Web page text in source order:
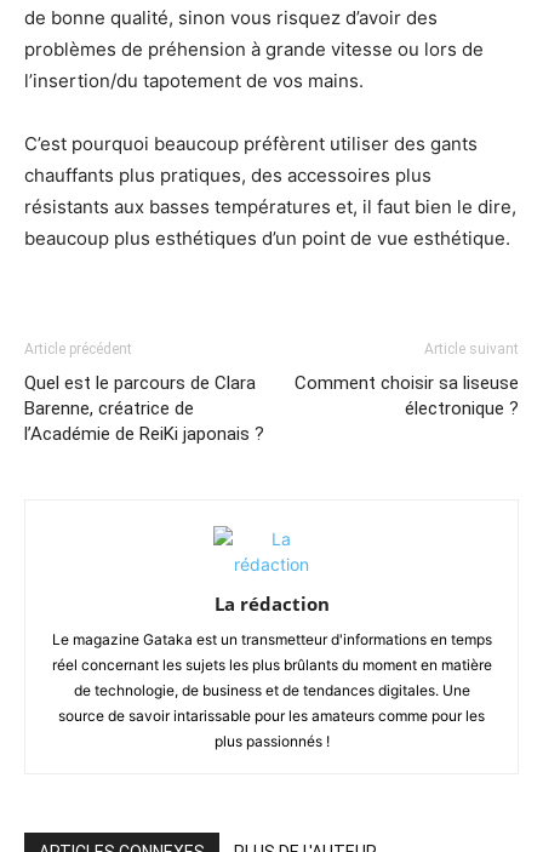
de bonne qualité, sinon vous risquez d’avoir des
problèmes de préhension à grande vitesse ou lors de
l’insertion/du tapotement de vos mains.
C’est pourquoi beaucoup préfèrent utiliser des gants
chauffants plus pratiques, des accessoires plus
résistants aux basses températures et, il faut bien le dire,
beaucoup plus esthétiques d’un point de vue esthétique.
Article précédent
Quel est le parcours de Clara
Barenne, créatrice de
l’Académie de ReiKi japonais ?
Article suivant
Comment choisir sa liseuse
électronique ?
La rédaction
Le magazine Gataka est un transmetteur d'informations en temps
réel concernant les sujets les plus brûlants du moment en matière
de technologie, de business et de tendances digitales. Une
source de savoir intarissable pour les amateurs comme pour les
plus passionnés !